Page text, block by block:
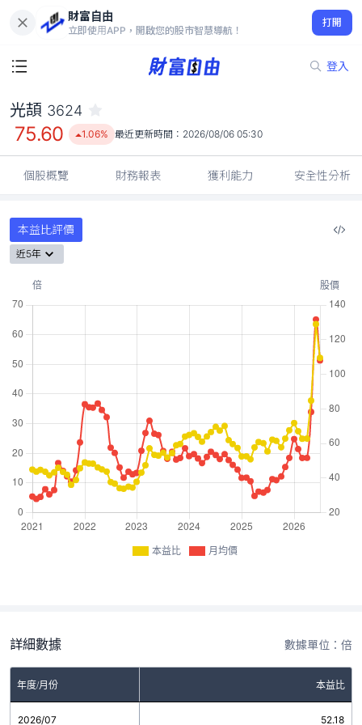
財富自由
立即使用APP，開啟您的股市智慧導航！
打開
登入
75.60
1.06%
光頡 3624
75.60 1.06% 最近更新時間： 2026/08/06 05:30
個股概覽 財務報表 獲利能力 安全性分析
本益比評價
近5年
本益比 月均價
詳細數據 數據單位：倍
年度/月份 本益比
2026/07 52.18